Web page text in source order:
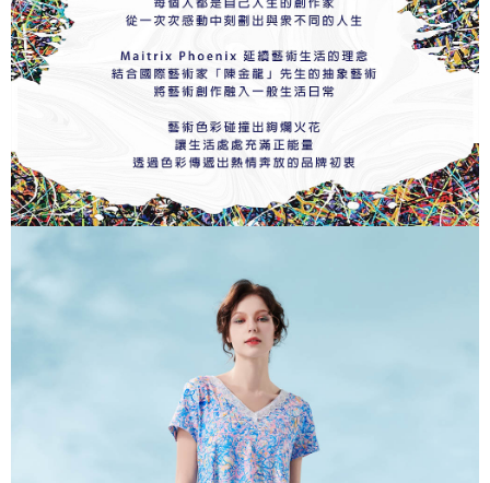
【注意事項】
１．透過由恩沛科技股份有限公司提供之「AFTEE先享後付」服務完成之交
易，需依本服務之必要範圍內提供個人資料，並將交易相關給付款項請求債
權轉讓予恩沛科技股份有限公司。
２．關於個人資料處理事宜，請瀏覽以下網址：
https://aftee.tw/terms/#terms3
３．未成年的使用者請事先徵得法定代理人或監護人之同意方可使用
「AFTEE先享後付」，若未經同意申辦者引起之損失，本公司不負相關責
任。
４．使用「AFTEE先享後付」時，將依據個別帳號之用戶狀況，依本公司即
時審查核予不同之上限額度；若仍有額度不足之情形，本公司將視審查結果
恩沛科技股份有限公司將有權停止該用戶之使用額度並採取法律行動。